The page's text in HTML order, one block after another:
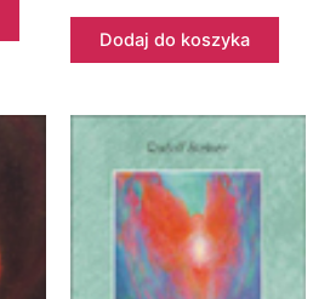
Dodaj do koszyka